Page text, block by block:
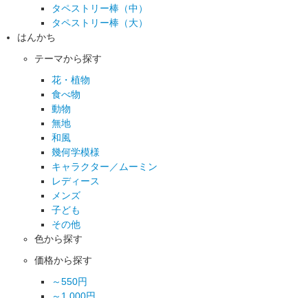
タペストリー棒（中）
タペストリー棒（大）
はんかち
テーマから探す
花・植物
食べ物
動物
無地
和風
幾何学模様
キャラクター／ムーミン
レディース
メンズ
子ども
その他
色から探す
価格から探す
～550円
～1,000円